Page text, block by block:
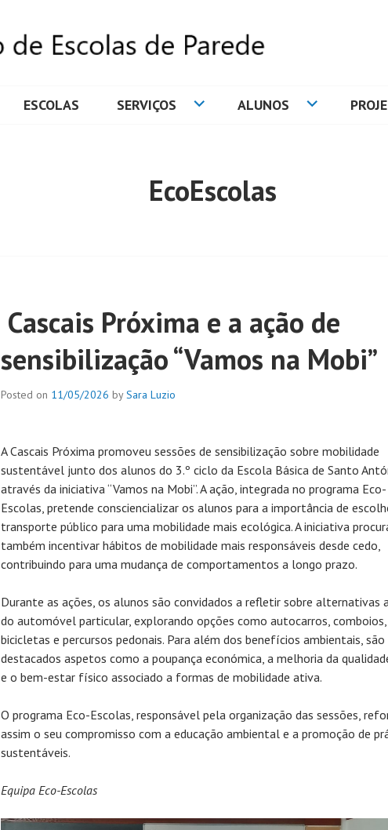
ESCOLAS SERVIÇOS ALUNOS
EcoEscolas
Cascais Próxima e a ação de
sensibilização “Vamos na Mobi”
Posted on 11/05/2026 bySara Luzio
A Cascais Próxima promoveu sessões de sensibilização sobre mobilidade
sustentável junto dos alunos do 3.º ciclo da Escola Básica de Santo
através da iniciativa “Vamos na Mobi”. A ação, integrada no programa Eco-
Escolas, pretende consciencializar os alunos para a importância de
transporte público para uma mobilidade mais ecológica. A iniciativa
também incentivar hábitos de mobilidade mais responsáveis desde cedo,
contribuindo para uma mudança de comportamentos a longo prazo.
Durante as ações, os alunos são convidados a refletir sobre alternativas
do automóvel particular, explorando opções como autocarros, comboios,
bicicletas e percursos pedonais. Para além dos benefícios ambientais, são
destacados aspetos como a poupança económica, a melhoria da
e o bem-estar físico associado a formas de mobilidade ativa.
O programa Eco-Escolas, responsável pela organização das sessões,
assim o seu compromisso com a educação ambiental e a promoção de
sustentáveis.
Equipa Eco-Escolas